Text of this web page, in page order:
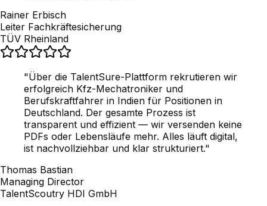
Rainer Erbisch
Leiter Fachkräftesicherung
TÜV Rheinland
"Über die TalentSure-Plattform rekrutieren wir
erfolgreich Kfz-Mechatroniker und
Berufskraftfahrer in Indien für Positionen in
Deutschland. Der gesamte Prozess ist
transparent und effizient — wir versenden keine
PDFs oder Lebensläufe mehr. Alles läuft digital,
ist nachvollziehbar und klar strukturiert."
Thomas Bastian
Managing Director
TalentScoutry HDI GmbH